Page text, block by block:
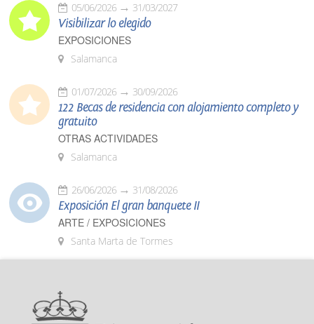
05/06/2026 31/03/2027
Visibilizar lo elegido
EXPOSICIONES
Salamanca
01/07/2026 30/09/2026
122 Becas de residencia con alojamiento completo y
gratuito
OTRAS ACTIVIDADES
Salamanca
26/06/2026 31/08/2026
Exposición El gran banquete II
ARTE / EXPOSICIONES
Santa Marta de Tormes